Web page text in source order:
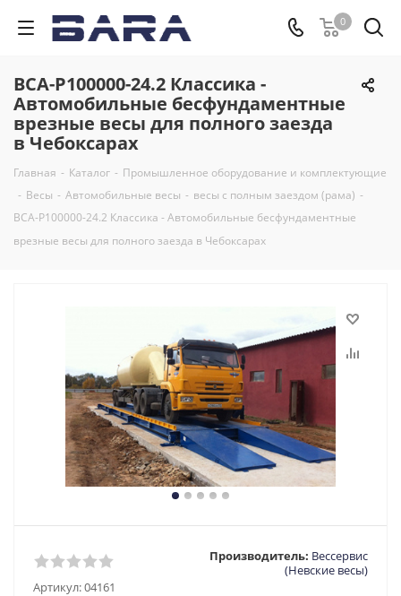
0
ВСА-Р100000-24.2 Классика -
Автомобильные бесфундаментные
врезные весы для полного заезда
в Чебоксарах
Главная - Каталог - Промышленное оборудование и комплектующие
- Весы - Автомобильные весы - весы с полным заездом (рама) -
ВСА-Р100000-24.2 Классика - Автомобильные бесфундаментные
врезные весы для полного заезда в Чебоксарах
Артикул:04161
Производитель: Вессервис
(Невские весы)